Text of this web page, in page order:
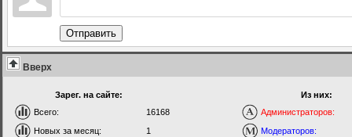
Отправить
Вверх
Зарег. на сайте:
Всего:
16168
Новых за месяц:
1
Из них:
Администраторов:
Модераторов: